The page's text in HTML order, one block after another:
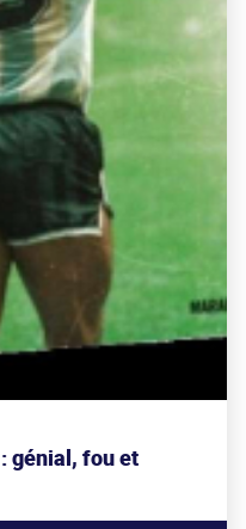
génial, fou et